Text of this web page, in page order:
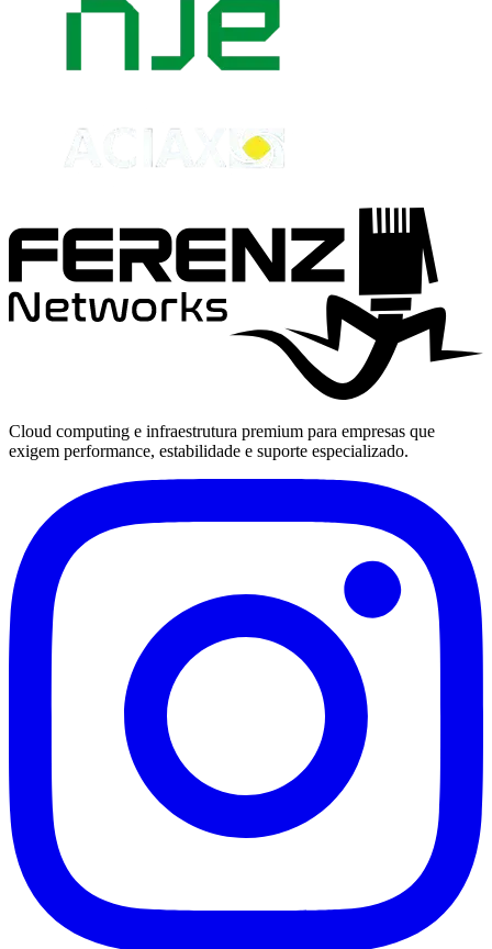
Cloud computing e infraestrutura premium para empresas que
exigem performance, estabilidade e suporte especializado.